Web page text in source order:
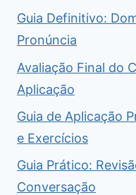
Guia Definitivo:
Pronúncia
Avaliação Final do
Aplicação
Guia de Aplicação
e Exercícios
Guia Prático:
Conversação